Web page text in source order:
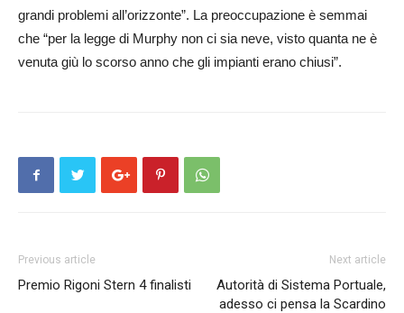
grandi problemi all’orizzonte”. La preoccupazione è semmai
che “per la legge di Murphy non ci sia neve, visto quanta ne è
venuta giù lo scorso anno che gli impianti erano chiusi”.
Previous article
Premio Rigoni Stern 4 finalisti
Next article
Autorità di Sistema Portuale,
adesso ci pensa la Scardino